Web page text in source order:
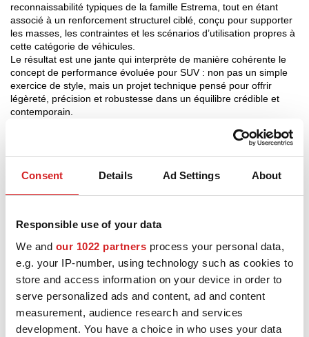
Consent Details Ad Settings About
Responsible use of your data
We and our 1022 partners process your personal data,
e.g. your IP-number, using technology such as cookies to
store and access information on your device in order to
serve personalized ads and content, ad and content
measurement, audience research and services
development. You have a choice in who uses your data
reconnaissabilité typiques de la famille Estrema, tout en étant
associé à un renforcement structurel ciblé, conçu pour supporter
les masses, les contraintes et les scénarios d’utilisation propres à
cette catégorie de véhicules.
Le résultat est une jante qui interprète de manière cohérente le
concept de performance évoluée pour SUV : non pas un simple
exercice de style, mais un projet technique pensé pour offrir
légèreté, précision et robustesse dans un équilibre crédible et
contemporain.
Racing dans le transfert technologique du circuit à la route. Le
résistance, rapprochant le comportement structurel de la jante
perçue.
Sur la route, cela signifie une jante conçue pour dialoguer avec
des SUV haute performance et des véhicules à forte vocation
dynamique, sans renoncer à la solidité nécessaire lorsque les
charges, les puissances et la complexité des conditions
d’utilisation augmentent. C’est là que ESTREMA XT HLT trouve sa
raison d’être : porter la culture OZ Racing sur des véhicules qui
n’exigent pas seulement de la présence visuelle, mais une
véritable substance technique.